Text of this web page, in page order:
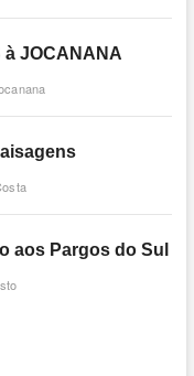
à JOCANANA
aos Pargos do Sul